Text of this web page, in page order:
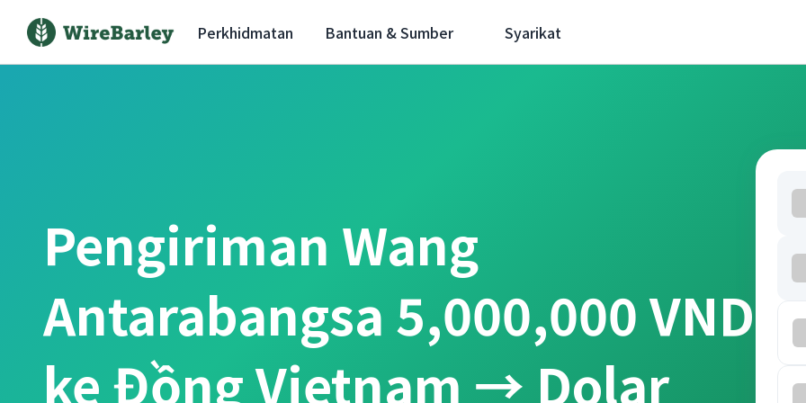
Perkhidmatan Bantuan & Sumber Syarikat
Pengiriman Wang
Antarabangsa 5,000,000 VND
ke Đồng Vietnam → Dolar